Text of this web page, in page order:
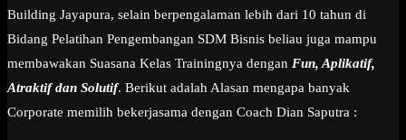
Building Jayapura, selain berpengalaman lebih dari 10 tahun di
Bidang Pelatihan Pengembangan SDM Bisnis beliau juga mampu
membawakan Suasana Kelas Trainingnya dengan Fun, Aplikatif,
Atraktif dan Solutif. Berikut adalah Alasan mengapa banyak
Corporate memilih bekerjasama dengan Coach Dian Saputra :